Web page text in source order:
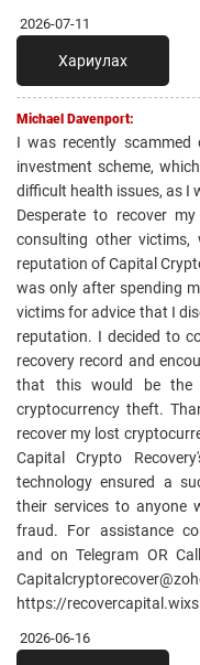
2026-07-11
Хариулах
Michael Davenport:
I was recently
investment scheme,
difficult health issues, as I
Desperate to recover
consulting other victims,
reputation of Capital
was only after spending
victims for advice that I
reputation. I decided to
recovery record and
that this would be the
cryptocurrency theft.
recover my lost
Capital Crypto
technology ensured a
their services to anyone
fraud. For assistance
and on Telegram OR
https://
2026-06-16